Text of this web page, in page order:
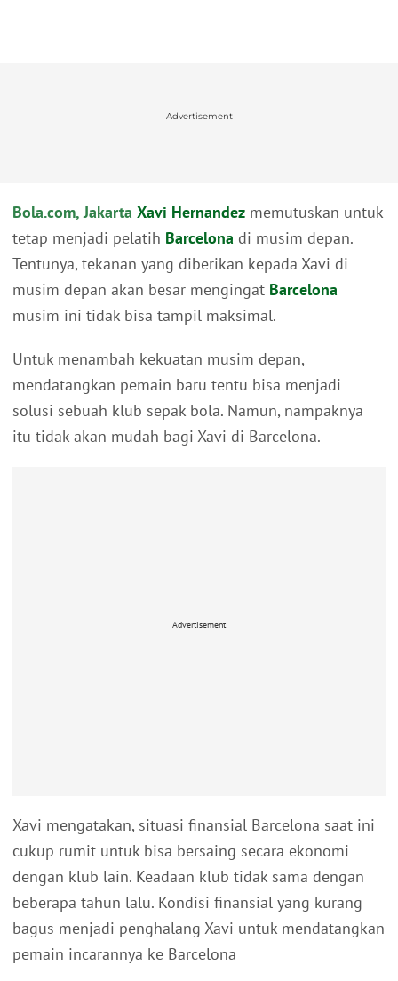
Advertisement
Bola.com, Jakarta Xavi Hernandez memutuskan untuk
tetap menjadi pelatih Barcelona di musim depan.
Tentunya, tekanan yang diberikan kepada Xavi di
musim depan akan besar mengingat Barcelona
musim ini tidak bisa tampil maksimal.
Untuk menambah kekuatan musim depan,
mendatangkan pemain baru tentu bisa menjadi
solusi sebuah klub sepak bola. Namun, nampaknya
itu tidak akan mudah bagi Xavi di Barcelona.
Advertisement
Xavi mengatakan, situasi finansial Barcelona saat ini
cukup rumit untuk bisa bersaing secara ekonomi
dengan klub lain. Keadaan klub tidak sama dengan
beberapa tahun lalu. Kondisi finansial yang kurang
bagus menjadi penghalang Xavi untuk mendatangkan
pemain incarannya ke Barcelona